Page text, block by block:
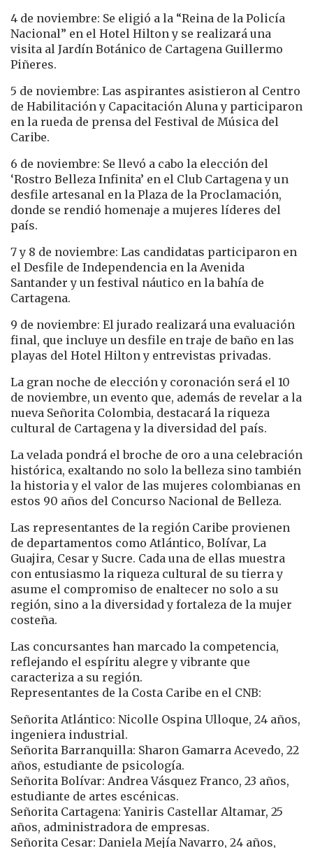
4 de noviembre: Se eligió a la “Reina de la Policía
Nacional” en el Hotel Hilton y se realizará una
visita al Jardín Botánico de Cartagena Guillermo
Piñeres.
5 de noviembre: Las aspirantes asistieron al Centro
de Habilitación y Capacitación Aluna y participaron
en la rueda de prensa del Festival de Música del
Caribe.
6 de noviembre: Se llevó a cabo la elección del
‘Rostro Belleza Infinita’ en el Club Cartagena y un
desfile artesanal en la Plaza de la Proclamación,
donde se rendió homenaje a mujeres líderes del
país.
7 y 8 de noviembre: Las candidatas participaron en
el Desfile de Independencia en la Avenida
Santander y un festival náutico en la bahía de
Cartagena.
9 de noviembre: El jurado realizará una evaluación
final, que incluye un desfile en traje de baño en las
playas del Hotel Hilton y entrevistas privadas.
La gran noche de elección y coronación será el 10
de noviembre, un evento que, además de revelar a la
nueva Señorita Colombia, destacará la riqueza
cultural de Cartagena y la diversidad del país.
La velada pondrá el broche de oro a una celebración
histórica, exaltando no solo la belleza sino también
la historia y el valor de las mujeres colombianas en
estos 90 años del Concurso Nacional de Belleza.
Las representantes de la región Caribe provienen
de departamentos como Atlántico, Bolívar, La
Guajira, Cesar y Sucre. Cada una de ellas muestra
con entusiasmo la riqueza cultural de su tierra y
asume el compromiso de enaltecer no solo a su
región, sino a la diversidad y fortaleza de la mujer
costeña.
Las concursantes han marcado la competencia,
reflejando el espíritu alegre y vibrante que
caracteriza a su región.
Representantes de la Costa Caribe en el CNB:
Señorita Atlántico: Nicolle Ospina Ulloque, 24 años,
ingeniera industrial.
Señorita Barranquilla: Sharon Gamarra Acevedo, 22
años, estudiante de psicología.
Señorita Bolívar: Andrea Vásquez Franco, 23 años,
estudiante de artes escénicas.
Señorita Cartagena: Yaniris Castellar Altamar, 25
años, administradora de empresas.
Señorita Cesar: Daniela Mejía Navarro, 24 años,